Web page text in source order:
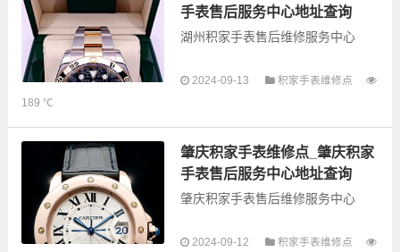
手表售后服务中心地址查询
湖州积家手表售后维修服务中心
息，可以为您提供积家全型号手表
的故障检测维修，手表保养等业
务，为了享受优质...
2024-09-13
积家手表维修点
189 ℃
肇庆积家手表维修点_肇庆积家
手表售后服务中心地址查询
肇庆积家手表售后维修服务中心
以下是古锋网为您整理的肇庆积家
2024-09-12
积家手表维修点